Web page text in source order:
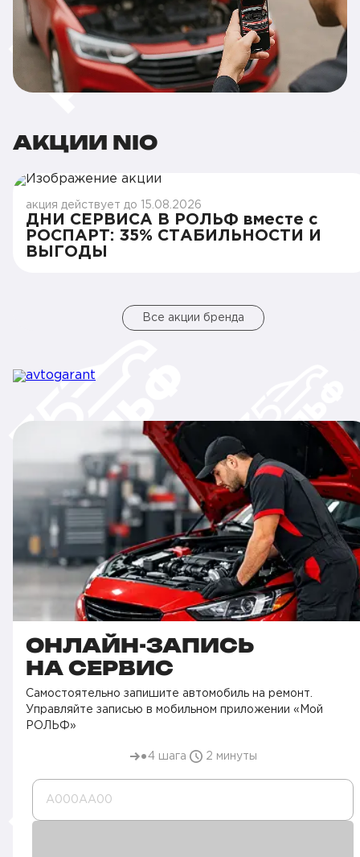
АКЦИИ NIO
акция действует до 15.08.2026
ДНИ СЕРВИСА В РОЛЬФ вместе с
РОСПАРТ: 35% СТАБИЛЬНОСТИ И
ВЫГОДЫ
Все акции бренда
ОНЛАЙН-ЗАПИСЬ
НА СЕРВИС
Самостоятельно запишите автомобиль на ремонт.
Управляйте записью в мобильном приложении «Мой
РОЛЬФ»
4 шага 2 минуты
А000AA00